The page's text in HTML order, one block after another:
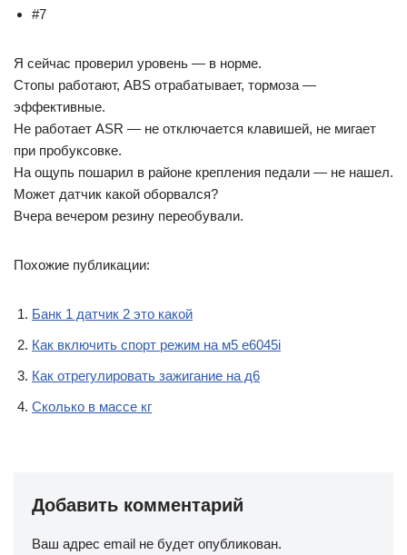
#7
Я сейчас проверил уровень — в норме.
Стопы работают, ABS отрабатывает, тормоза —
эффективные.
Не работает ASR — не отключается клавишей, не мигает
при пробуксовке.
На ощупь пошарил в районе крепления педали — не нашел.
Может датчик какой оборвался?
Вчера вечером резину переобували.
Похожие публикации:
Банк 1 датчик 2 это какой
Как включить спорт режим на м5 е6045i
Как отрегулировать зажигание на д6
Сколько в массе кг
Добавить комментарий
Ваш адрес email не будет опубликован.